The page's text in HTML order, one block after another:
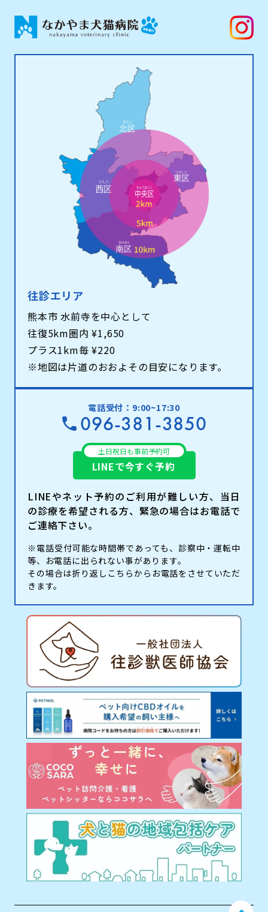
往診エリア
熊本市 水前寺を中心として
往復5km圏内 ¥1,650
プラス1km毎 ¥220
※地図は片道のおおよその目安になります。
電話受付：9:00~17:30
096-381-3850
LINEで今すぐ予約
土日祝日も事前予約可
LINEやネット予約のご利用が難しい方、当日
の診療を希望される方、緊急の場合はお電話で
ご連絡下さい。
※電話受付可能な時間帯であっても、診察中・運転中
等、お電話に出られない事があります。
その場合は折り返しこちらからお電話をさせていただ
きます。